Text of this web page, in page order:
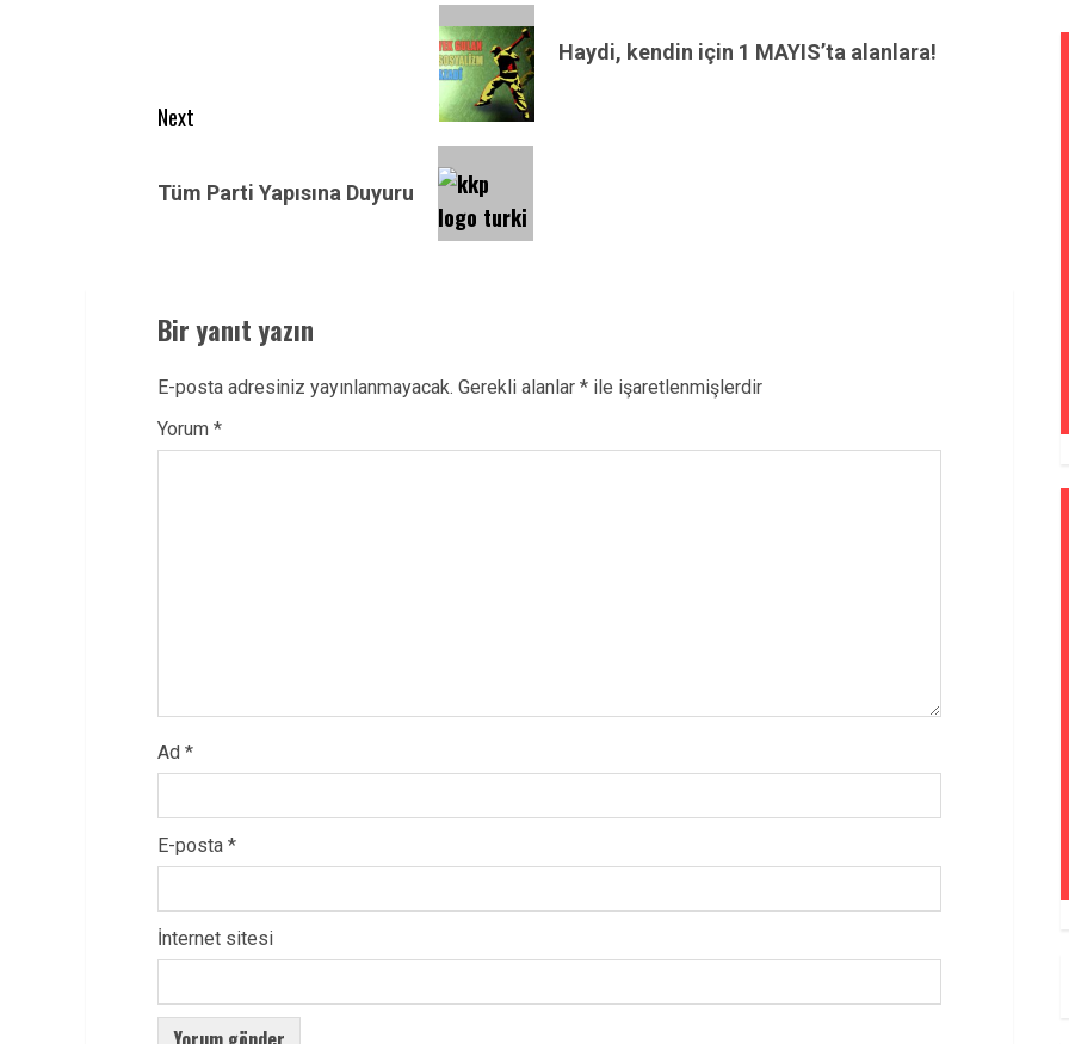
Haydi, kendin için 1 MAYIS’ta alanlara!
Next
post:
Tüm Parti Yapısına Duyuru
Bir yanıt yazın
E-posta adresiniz yayınlanmayacak. Gerekli alanlar * ile işaretlenmişlerdir
Yorum *
Ad *
E-posta *
İnternet sitesi